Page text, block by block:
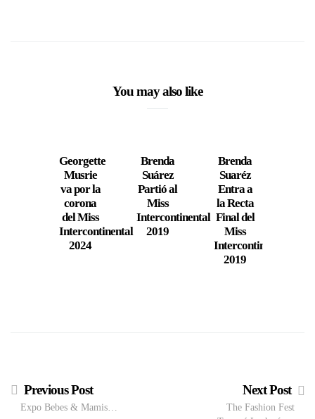
You may also like
Georgette
Musrie
va por la
corona
del Miss
Intercontinental
2024
Brenda
Suárez
Partió al
Miss
Intercontinental
2019
Brenda
Suaréz
Entra a
la Recta
Final del
Miss
Intercontinental
2019
Previous Post
Expo Bebes & Mamis…
Next Post
The Fashion Fest